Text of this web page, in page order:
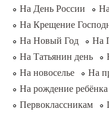
На День России
На Крещение
На Новый Год
На
На Татьянин день
На новоселье
На
На рождение ребёнка
Первоклассникам